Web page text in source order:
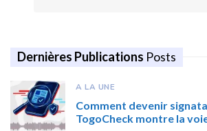
Dernières Publications Posts
A LA UNE
Comment devenir
TogoCheck montre la